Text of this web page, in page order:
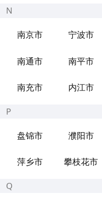
N
南京市 宁波市
南通市 南平市
南充市 内江市
P
盘锦市 濮阳市
萍乡市 攀枝花市
Q